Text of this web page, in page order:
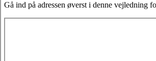
Gå ind på adressen øverst i denne vejledning